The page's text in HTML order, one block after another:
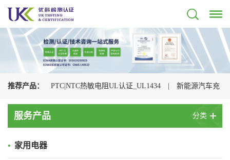
推荐产品： PTC|NTC热敏电阻UL认证_UL1434 | 新能源汽车充
电枪检测认证机构 光伏连接器认证机构_UL+CSA+TUV+CQC一
服务产品 分类
• 家用电器